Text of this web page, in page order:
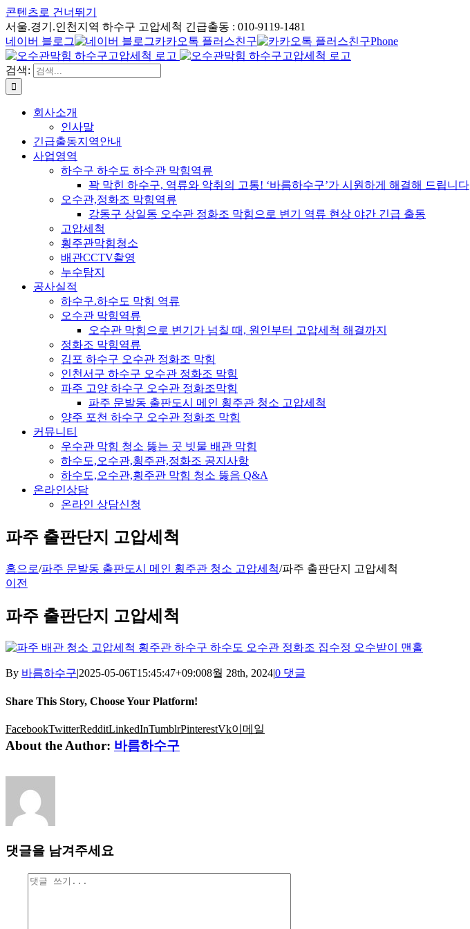
콘텐츠로 건너뛰기
서울.경기.인천지역 하수구 고압세척 긴급출동 : 010-9119-1481
네이버 블로그
카카오톡 플러스친구 Phone
검색:
회사소개
인사말
긴급출동지역안내
사업영역
하수구 하수도 하수관 막힘역류
꽉 막힌 하수구, 역류와 악취의 고통! ‘바름하수구’가 시원하게 해결해 드립니다
오수관,정화조 막힘역류
강동구 상일동 오수관 정화조 막힘으로 변기 역류 현상 야간 긴급 출동
고압세척
횡주관막힘청소
배관CCTV촬영
누수탐지
공사실적
하수구.하수도 막힘 역류
오수관 막힘역류
오수관 막힘으로 변기가 넘칠 때, 원인부터 고압세척 해결까지
정화조 막힘역류
김포 하수구 오수관 정화조 막힘
인천서구 하수구 오수관 정화조 막힘
파주 고양 하수구 오수관 정화조막힘
파주 문발동 출판도시 메인 횡주관 청소 고압세척
양주 포천 하수구 오수관 정화조 막힘
커뮤니티
우수관 막힘 청소 뚫는 곳 빗물 배관 막힘
하수도,오수관,횡주관,정화조 공지사항
하수도,오수관,횡주관 막힘 청소 뚫음 Q&A
온라인상담
온라인 상담신청
파주 출판단지 고압세척
홈으로/파주 문발동 출판도시 메인 횡주관 청소 고압세척/파주 출판단지 고압세척
이전
파주 출판단지 고압세척
By 바름하수구|2025-05-06T15:45:47+09:008월 28th, 2024|0 댓글
Share This Story, Choose Your Platform!
FacebookTwitterRedditLinkedInTumblrPinterestVk이메일
About the Author: 바름하수구
댓글을 남겨주세요